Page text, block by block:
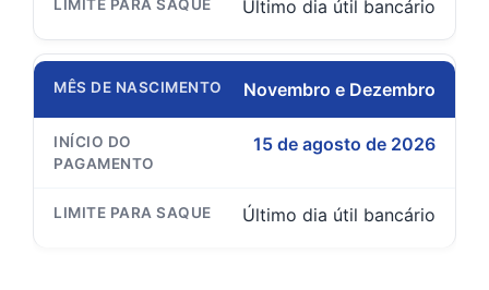
Último dia útil bancário
Novembro e Dezembro
15 de agosto de 2026
Último dia útil bancário